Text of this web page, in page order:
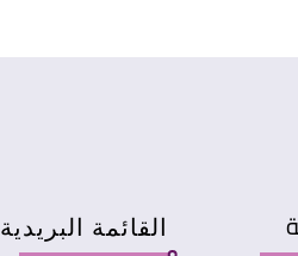
القائمة البريدية